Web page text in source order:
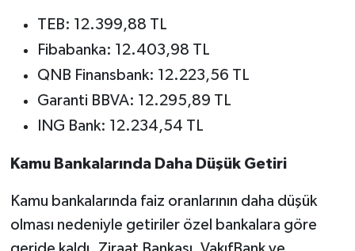
TEB: 12.399,88 TL
Fibabanka: 12.403,98 TL
QNB Finansbank: 12.223,56 TL
Garanti BBVA: 12.295,89 TL
ING Bank: 12.234,54 TL
Kamu Bankalarında Daha Düşük Getiri
Kamu bankalarında faiz oranlarının daha düşük
olması nedeniyle getiriler özel bankalara göre